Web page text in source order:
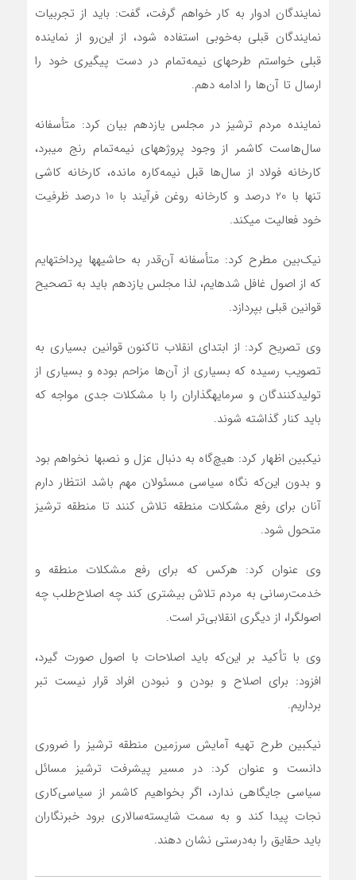
نمایندگان ادوار به کار خواهم گرفت، گفت: باید از تجربیات
نمایندگان قبلی به‌خوبی استفاده شود، از این‌رو از نماینده
قبلی خواستم طرح‎های نیمه‌تمام در دست پیگیری خود را
ارسال تا آن‌ها را ادامه دهم.
نماینده مردم ترشیز در مجلس یازدهم بیان کرد: متأسفانه
سال‌هاست کاشمر از وجود پروژه‎های نیمه‌تمام رنج می‎برد،
کارخانه فولاد از سال‌ها قبل نیمه‌کاره مانده، کارخانه کاشی
تنها با 20 درصد و کارخانه روغن فرآیند با 10 درصد ظرفیت
خود فعالیت می‎کند.
نیک‌بین مطرح کرد: متأسفانه آن‌قدر به حاشیه‎ها پرداخته‎ایم
که از اصول غافل شده‎ایم، لذا مجلس یازدهم باید به تصحیح
قوانین قبلی بپردازد.
وی تصریح کرد: از ابتدای انقلاب تاکنون قوانین بسیاری به
تصویب رسیده که بسیاری از آن‌ها مزاحم بوده و بسیاری از
تولیدکنندگان و سرمایه‎گذاران را با مشکلات جدی مواجه که
باید کنار گذاشته شوند.
نیک‏بین اظهار کرد: هیچ‌گاه به دنبال عزل و نصب‎ها نخواهم بود
و بدون این‌که نگاه سیاسی مسئولان مهم باشد انتظار دارم
آنان برای رفع مشکلات منطقه تلاش کنند تا منطقه ترشیز
متحول شود.
وی عنوان کرد: هرکس که برای رفع مشکلات منطقه و
خدمت‌رسانی به مردم تلاش بیشتری کند چه اصلاح‌طلب چه
اصولگرا، از دیگری انقلابی‌تر است.
وی با تأکید بر این‌که باید اصلاحات با اصول صورت گیرد،
افزود: برای اصلاح و بودن و نبودن افراد قرار نیست تبر
برداریم.
نیک‏بین طرح تهیه آمایش سرزمین منطقه ترشیز را ضروری
دانست و عنوان کرد: در مسیر پیشرفت ترشیز مسائل
سیاسی جایگاهی ندارد، اگر بخواهیم کاشمر از سیاسی‌کاری
نجات پیدا کند و به سمت شایسته‌سالاری برود خبرنگاران
باید حقایق را به‌درستی نشان دهند.